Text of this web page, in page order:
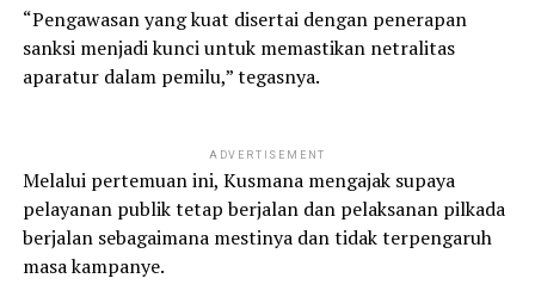
“Pengawasan yang kuat disertai dengan penerapan
sanksi menjadi kunci untuk memastikan netralitas
aparatur dalam pemilu,” tegasnya.
ADVERTISEMENT
Melalui pertemuan ini, Kusmana mengajak supaya
pelayanan publik tetap berjalan dan pelaksanan pilkada
berjalan sebagaimana mestinya dan tidak terpengaruh
masa kampanye.